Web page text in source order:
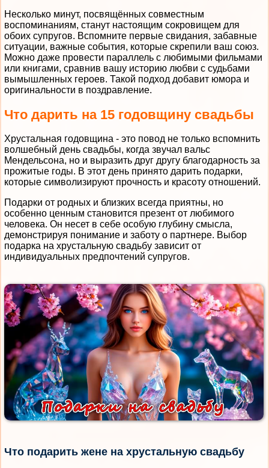
Несколько минут, посвящённых совместным
воспоминаниям, станут настоящим сокровищем для
обоих супругов. Вспомните первые свидания, забавные
ситуации, важные события, которые скрепили ваш союз.
Можно даже провести параллель с любимыми фильмами
или книгами, сравнив вашу историю любви с судьбами
вымышленных героев. Такой подход добавит юмора и
оригинальности в поздравление.
Что дарить на 15 годовщину свадьбы
Хрустальная годовщина - это повод не только вспомнить
волшебный день свадьбы, когда звучал вальс
Мендельсона, но и выразить друг другу благодарность за
прожитые годы. В этот день принято дарить подарки,
которые символизируют прочность и красоту отношений.
Подарки от родных и близких всегда приятны, но
особенно ценным становится презент от любимого
человека. Он несет в себе особую глубину смысла,
демонстрируя понимание и заботу о партнере. Выбор
подарка на хрустальную свадьбу зависит от
индивидуальных предпочтений супругов.
Что подарить жене на хрустальную свадьбу